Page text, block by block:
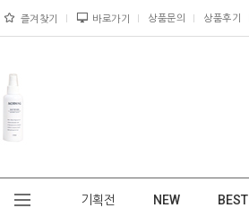
즐겨찾기 바로가기 상품문의 상품후기
기획전 NEW BEST